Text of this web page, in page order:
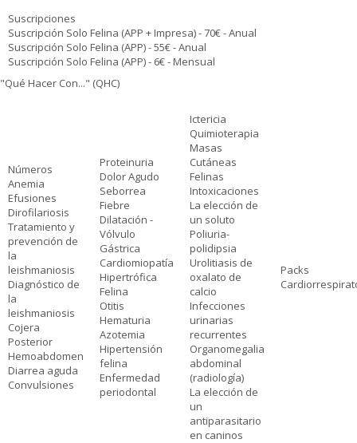
Suscripciones
Suscripción Solo Felina (APP + Impresa) - 70€ - Anual
Suscripción Solo Felina (APP) - 55€ - Anual
Suscripción Solo Felina (APP) - 6€ - Mensual
"Qué Hacer Con..." (QHC)
Números
Anemia
Efusiones
Dirofilariosis
Tratamiento y
prevención de
la
leishmaniosis
Diagnóstico de
la
leishmaniosis
Cojera
Posterior
Hemoabdomen
Diarrea aguda
Convulsiones
Proteinuria
Dolor Agudo
Seborrea
Fiebre
Dilatación -
Vólvulo
Gástrica
Cardiomiopatía
Hipertrófica
Felina
Otitis
Hematuria
Azotemia
Hipertensión
felina
Enfermedad
periodontal
Ictericia
Quimioterapia
Masas
Cutáneas
Felinas
Intoxicaciones
La elección de
un soluto
Poliuria-
polidipsia
Urolitiasis de
oxalato de
calcio
Infecciones
urinarias
recurrentes
Organomegalia
abdominal
(radiología)
La elección de
un
antiparasitario
en caninos
Packs